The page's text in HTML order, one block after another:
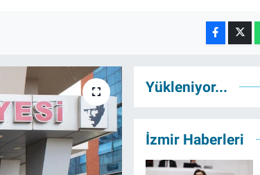
Yükleniyor...
İzmir Haberleri